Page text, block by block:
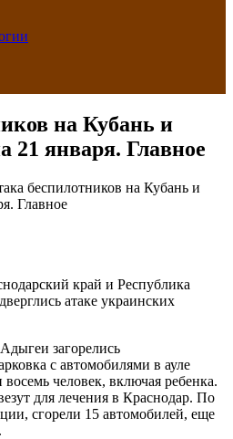
на Кубань и
21 января. Главное
беспилотников на Кубань и
Главное
край и Республика
атаке украинских
загорелись
с автомобилями в ауле
человек, включая ребенка.
для лечения в Краснодар. По
сгорели 15 автомобилей, еще